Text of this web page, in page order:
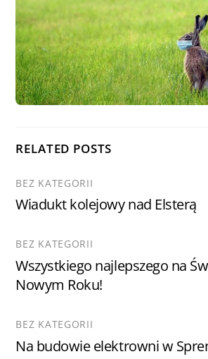
RELATED POSTS
BEZ KATEGORII
Wiadukt kolejowy nad Elsterą
BEZ KATEGORII
Wszystkiego najlepszego na
Nowym Roku!
BEZ KATEGORII
Na budowie elektrowni w